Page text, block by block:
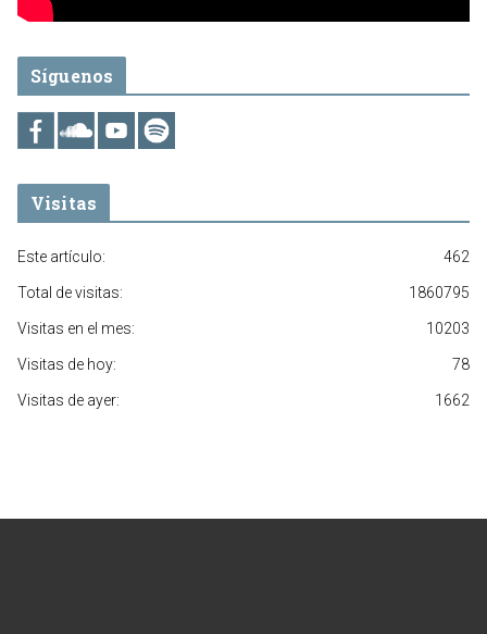
Síguenos
Visitas
462
Este artículo:
1860795
Total de visitas:
10203
Visitas en el mes:
78
Visitas de hoy:
1662
Visitas de ayer: